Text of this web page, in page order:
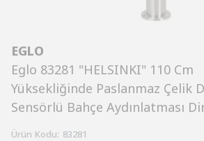
EGLO
Eglo 83281 "HELSINKI" 110 Cm
Yüksekliğinde Paslanmaz Çelik
Sensörlü Bahçe Aydınlatması
Ürün Kodu: 83281